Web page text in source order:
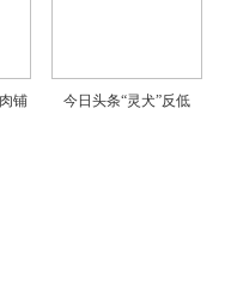
铺 今日头条“灵犬”反低